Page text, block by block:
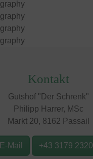
Kontakt
Gutshof "Der Schrenk"
Philipp Harrer, MSc
Markt 20, 8162 Passail
E-Mail +43 3179